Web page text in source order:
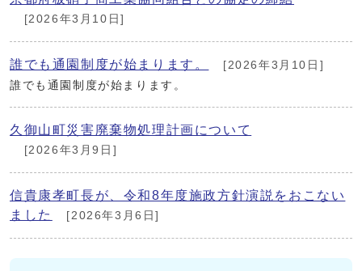
[2026年3月10日]
誰でも通園制度が始まります。
[2026年3月10日]
誰でも通園制度が始まります。
久御山町災害廃棄物処理計画について
[2026年3月9日]
信貴康孝町長が、令和8年度施政方針演説をおこない
ました
[2026年3月6日]